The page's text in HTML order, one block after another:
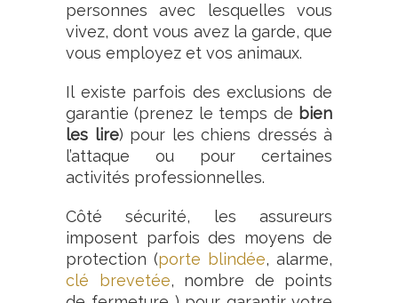
personnes avec lesquelles vous
vivez, dont vous avez la garde, que
vous employez et vos animaux.
Il existe parfois des exclusions de
garantie (prenez le temps de bien
les lire) pour les chiens dressés à
l’attaque ou pour certaines
activités professionnelles.
Côté sécurité, les assureurs
imposent parfois des moyens de
protection (porte blindée, alarme,
clé brevetée, nombre de points